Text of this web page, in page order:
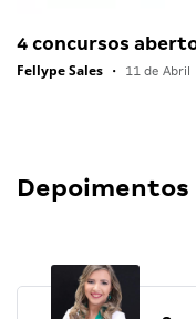
4 concursos
Fellype Sales • 11 de Abril
Depoimentos